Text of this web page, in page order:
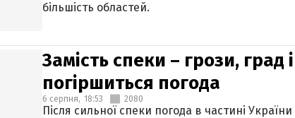
більшість областей.
Замість спеки – грози, град
погіршиться погода
6 серпня, 18:53 2080
Після сильної спеки погода в частині